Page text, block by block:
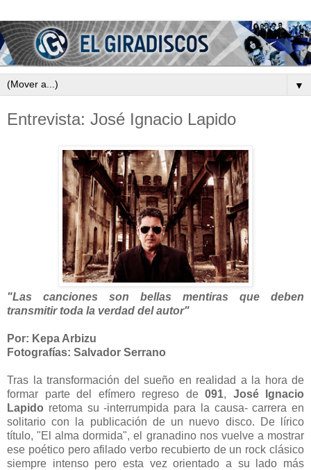
▼
Entrevista: José Ignacio Lapido
"Las canciones son bellas mentiras que deben
transmitir toda la verdad del autor"
Por: Kepa Arbizu
Fotografías: Salvador Serrano
Tras la transformación del sueño en realidad a la hora de
formar parte del efímero regreso de 091, José Ignacio
Lapido retoma su -interrumpida para la causa- carrera en
solitario con la publicación de un nuevo disco. De lírico
título, "El alma dormida", el granadino nos vuelve a mostrar
ese poético pero afilado verbo recubierto de un rock clásico
siempre intenso pero esta vez orientado a su lado más